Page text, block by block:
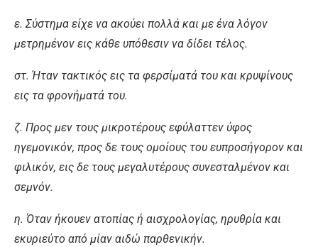
ε. Σύστημα είχε να ακούει πολλά και με ένα λόγον
μετρημένον εις κάθε υπόθεσιν να δίδει τέλος.
στ. Ήταν τακτικός εις τα φερσίματά του και κρυψίνους
εις τα φρονήματά του.
ζ. Προς μεν τους μικροτέρους εφύλαττεν ύφος
ηγεμονικόν, προς δε τους ομοίους του ευπροσήγορον και
φιλικόν, εις δε τους μεγαλυτέρους συνεσταλμένον και
σεμνόν.
η. Όταν ήκουεν ατοπίας ή αισχρολογίας, ηρυθρία και
εκυριεύτο από μίαν αιδώ παρθενικήν.